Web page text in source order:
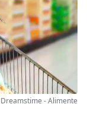
Dreamstime - Alimente